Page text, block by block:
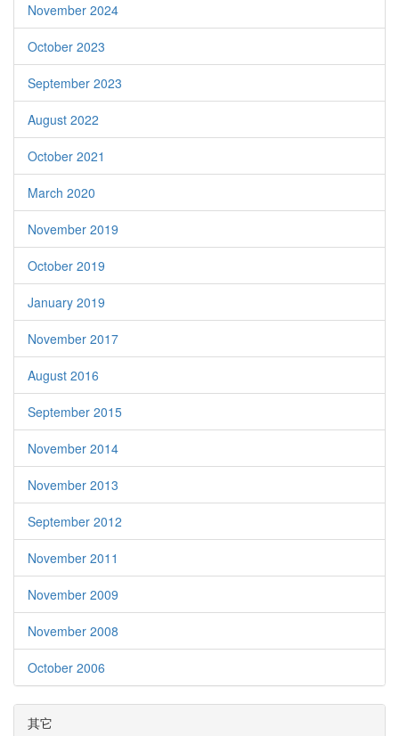
November 2024
October 2023
September 2023
August 2022
October 2021
March 2020
November 2019
October 2019
January 2019
November 2017
August 2016
September 2015
November 2014
November 2013
September 2012
November 2011
November 2009
November 2008
October 2006
其它